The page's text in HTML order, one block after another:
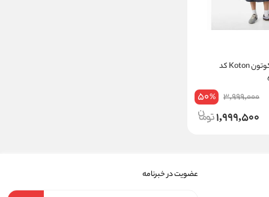
تیشرت دخترانه کوتون Koton کد
3,999,000
50%
1,999,500
عضویت در خبرنامه